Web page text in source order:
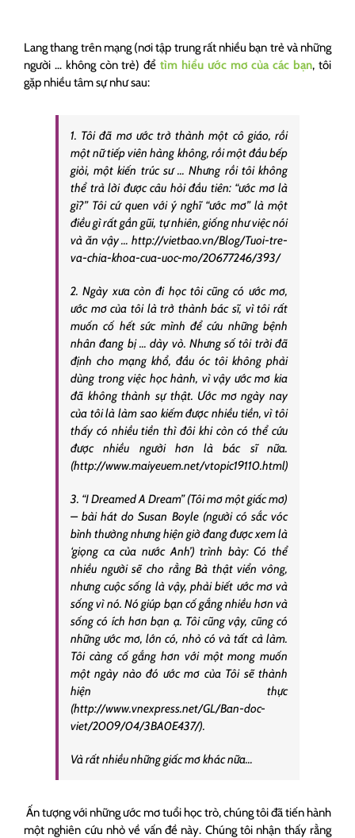
Lang thang trên mạng (nơi tập trung rất nhiều bạn trẻ và những
người … không còn trẻ) đểtìm hiểu ước mơ của các bạn, tôi
gặp nhiều tâm sự như sau:
1. Tôi đã mơ ước trở thành một cô giáo, rồi
một nữ tiếp viên hàng không, rồi một đầu bếp
giỏi, một kiến trúc sư … Nhưng rồi tôi không
thể trả lời được câu hỏi đầu tiên: “ước mơ là
gì?” Tôi cứ quen với ý nghĩ “ước mơ” là một
điều gì rất gần gũi, tự nhiên, giống như việc nói
và ăn vậy … http://vietbao.vn/Blog/Tuoi-tre-
va-chia-khoa-cua-uoc-mo/20677246/393/
2. Ngày xưa còn đi học tôi cũng có ước mơ,
ước mơ của tôi là trở thành bác sĩ, vì tôi rất
muốn cố hết sức mình để cứu những bệnh
nhân đang bị … dày vò. Nhưng số tôi trời đã
định cho mạng khổ, đầu óc tôi không phải
dùng trong việc học hành, vì vậy ước mơ kia
đã không thành sự thật. Ước mơ ngày nay
của tôi là làm sao kiếm được nhiều tiền, vì tôi
thấy có nhiều tiền thì đôi khi còn có thể cứu
được nhiều người hơn là bác sĩ nữa.
(http://www.maiyeuem.net/vtopic19110.html)
3. “I Dreamed A Dream” (Tôi mơ một giấc mơ)
– bài hát do Susan Boyle (người có sắc vóc
bình thường nhưng hiện giờ đang được xem là
‘giọng ca của nước Anh’) trình bày: Có thể
nhiều người sẽ cho rằng Bà thật viển vông,
nhưng cuộc sống là vậy, phải biết ước mơ và
sống vì nó. Nó giúp bạn cố gắng nhiều hơn và
sống có ích hơn bạn ạ. Tôi cũng vậy, cũng có
những ước mơ, lớn có, nhỏ có và tất cả làm.
Tôi càng cố gắng hơn với một mong muốn
một ngày nào đó ước mơ của Tôi sẽ thành
hiện thực
(http://www.vnexpress.net/GL/Ban-doc-
viet/2009/04/3BA0E437/).
Và rất nhiều những giấc mơ khác nữa…
Ấn tượng với những ước mơ tuổi học trò, chúng tôi đã tiến hành
một nghiên cứu nhỏ về vấn đề này. Chúng tôi nhận thấy rằng